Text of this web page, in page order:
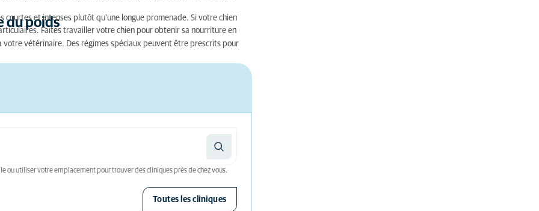
du poids
courtes et intenses plutôt qu'une longue promenade. Si votre chien
Faites travailler votre chien pour obtenir sa nourriture en
votre vétérinaire. Des régimes spéciaux peuvent être prescrits pour
ou utiliser votre emplacement pour trouver des cliniques près de chez vous.
Toutes les cliniques